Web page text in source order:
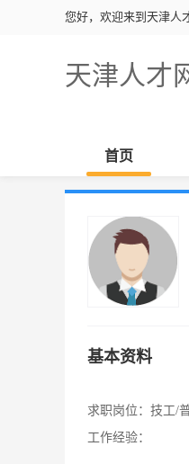
您好，欢迎来到天津人
天津人才
首页
基本资料
求职岗位： 技工/
工作经验：